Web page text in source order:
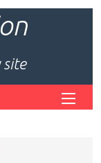
site